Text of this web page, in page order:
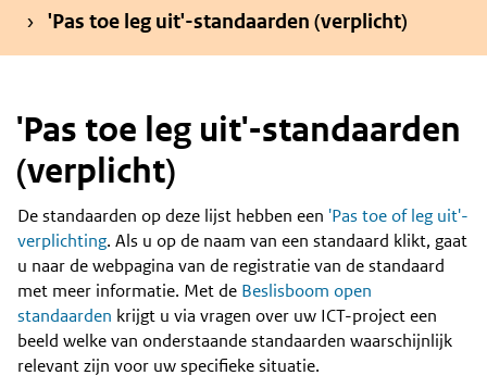
'Pas toe leg uit'-standaarden (verplicht)
'Pas toe leg uit'-standaarden
(verplicht)
Content
De standaarden op deze lijst hebben een 'Pas toe of leg uit'-
verplichting. Als u op de naam van een standaard klikt, gaat
u naar de webpagina van de registratie van de standaard
met meer informatie. Met de Beslisboom open
standaarden krijgt u via vragen over uw ICT-project een
beeld welke van onderstaande standaarden waarschijnlijk
relevant zijn voor uw specifieke situatie.